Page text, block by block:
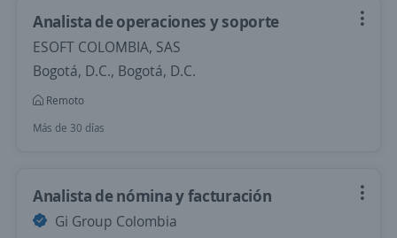
Analista de operaciones y soporte
ESOFT COLOMBIA, SAS
Bogotá, D.C., Bogotá, D.C.
Remoto
Más de 30 días
Analista de nómina y facturación
Gi Group Colombia